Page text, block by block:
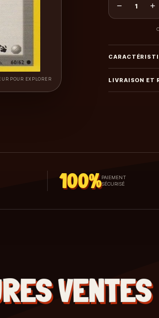
POUR EXPLORER
− 1 +
LIVRAISON ET
100%PAIEMENT
SÉCURISÉ
VENTES